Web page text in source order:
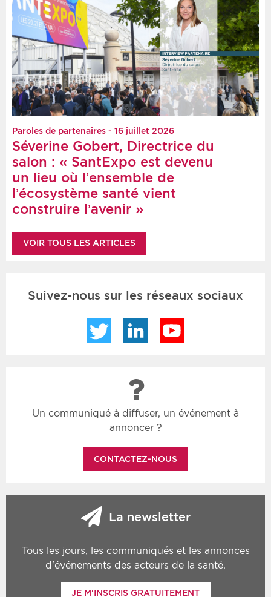
Paroles de partenaires - 16 juillet 2026
Séverine Gobert, Directrice du
salon : « SantExpo est devenu
un lieu où l’ensemble de
l’écosystème santé vient
construire l’avenir »
VOIR TOUS LES ARTICLES
Suivez-nous sur les réseaux sociaux
Twitter LinkedIn
Un communiqué à diffuser, un événement à
annoncer ?
CONTACTEZ-NOUS
La newsletter
Tous les jours, les communiqués et les annonces
d'événements des acteurs de la santé.
JE M'INSCRIS GRATUITEMENT